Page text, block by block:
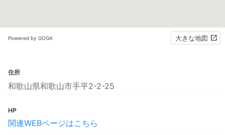
Powered by GOGA 大きな地図
住所
和歌山県和歌山市手平2-2-25
HP
関連WEBページはこちら